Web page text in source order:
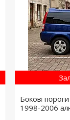
Бокові
1998-2006